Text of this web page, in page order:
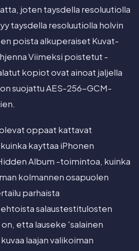
joten taysdella resoluutiolla
taysdella resoluutiolla holvin
poista alkuperaiset Kuvat-
Viimeksi poistetut -
kopiot ovat ainoat jaljella
suojattu AES-256-GCM-
oppaat kattavat
kayttaa iPhonen
Album -toimintoa, kuinka
kolmannen osapuolen
parhaista
salaustestitulosten
etta lauseke 'salainen
laajan valikoiman